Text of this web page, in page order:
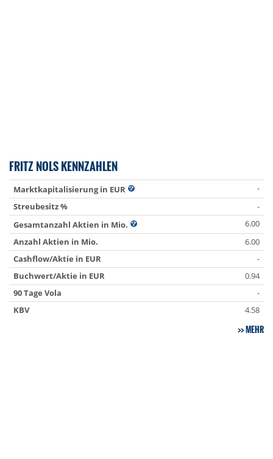
FRITZ NOLS KENNZAHLEN
Marktkapitalisierung in EUR
-
Streubesitz %
-
Gesamtanzahl Aktien in Mio.
6.00
Anzahl Aktien in Mio.
6.00
Cashflow/Aktie in EUR
-
Buchwert/Aktie in EUR
0.94
90 Tage Vola
-
KBV
4.58
MEHR